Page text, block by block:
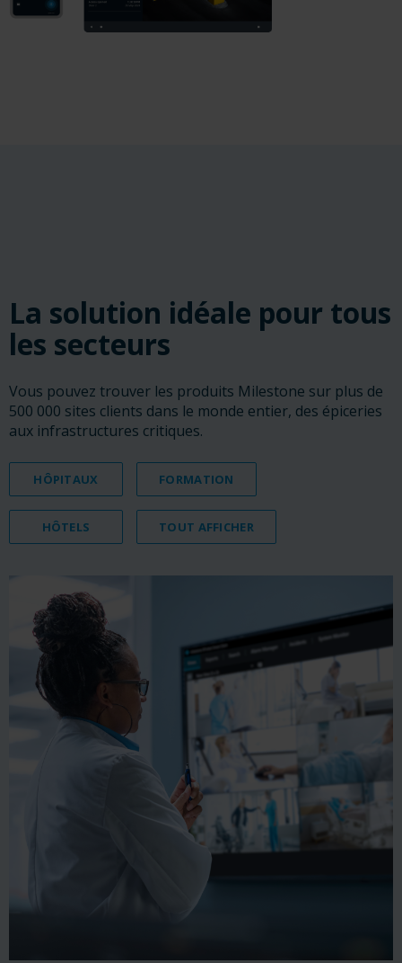
La solution idéale pour tous
les secteurs
Vous pouvez trouver les produits Milestone sur plus de
500 000 sites clients dans le monde entier, des épiceries
aux infrastructures critiques.
HÔPITAUX FORMATION
HÔTELS TOUT AFFICHER